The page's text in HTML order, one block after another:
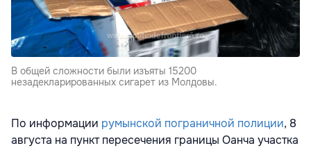
В общей сложности были изъяты 15200
незадекларированных сигарет из Молдовы.
По информации румынской пограничной полиции, 8
августа на пункт пересечения границы Оанча участка